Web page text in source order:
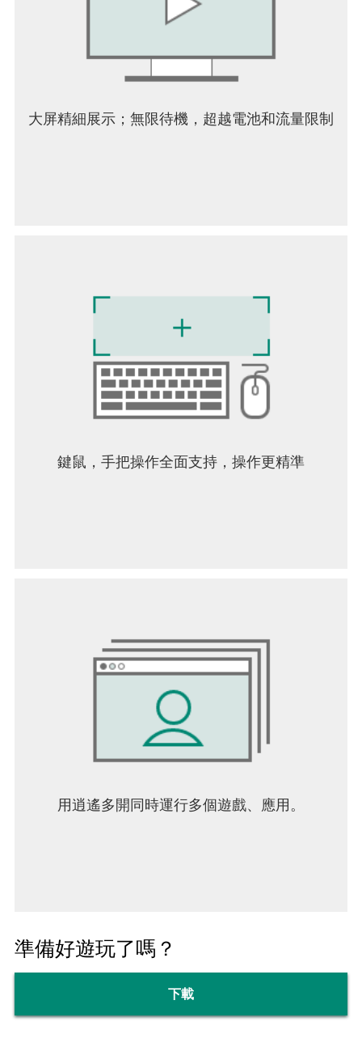
大屏精細展示；無限待機，超越電池和流量限制
鍵鼠，手把操作全面支持，操作更精準
用逍遙多開同時運行多個遊戲、應用。
準備好遊玩了嗎？
下載